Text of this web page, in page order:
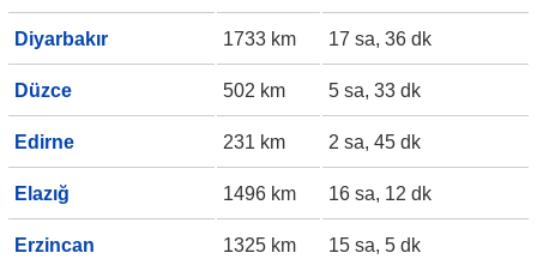
Diyarbakır 1733 km 17 sa, 36 dk
Düzce 502 km 5 sa, 33 dk
Edirne 231 km 2 sa, 45 dk
Elazığ 1496 km 16 sa, 12 dk
Erzincan 1325 km 15 sa, 5 dk